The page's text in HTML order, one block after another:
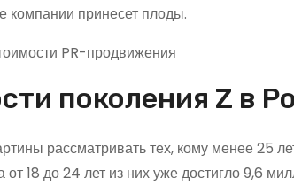
компании принесет плоды.
PR-продвижения
поколения Z в
рассматривать тех, кому менее 25
от 18 до 24 лет из них уже достигло 9,6